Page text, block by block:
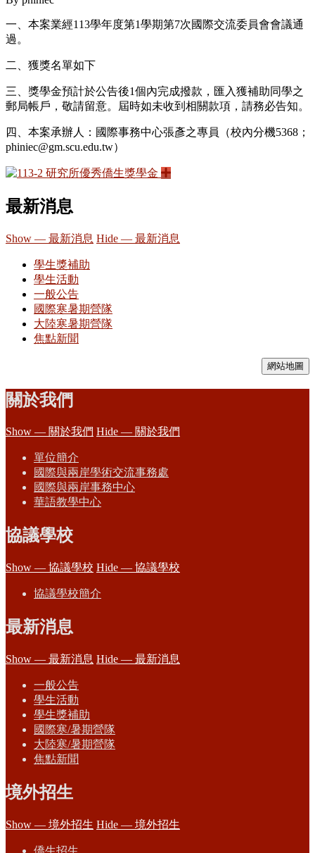
一、本案業經113學年度第1學期第7次國際交流委員會會議通
過。
二、獲獎名單如下
三、獎學金預計於公告後1個內完成撥款，匯入獲補助同學之
郵局帳戶，敬請留意。屆時如未收到相關款項，請務必告知。
四、本案承辦人：國際事務中心張彥之專員（校內分機5368；
phiniec@gm.scu.edu.tw）
最新消息
Show — 最新消息 Hide — 最新消息
學生獎補助
學生活動
一般公告
國際寒暑期營隊
大陸寒暑期營隊
焦點新聞
網站地圖
關於我們
Show — 關於我們 Hide — 關於我們
單位簡介
國際與兩岸學術交流事務處
國際與兩岸事務中心
華語教學中心
協議學校
Show — 協議學校 Hide — 協議學校
協議學校簡介
最新消息
Show — 最新消息 Hide — 最新消息
一般公告
學生活動
學生獎補助
國際寒/暑期營隊
大陸寒/暑期營隊
焦點新聞
境外招生
Show — 境外招生 Hide — 境外招生
僑生招生